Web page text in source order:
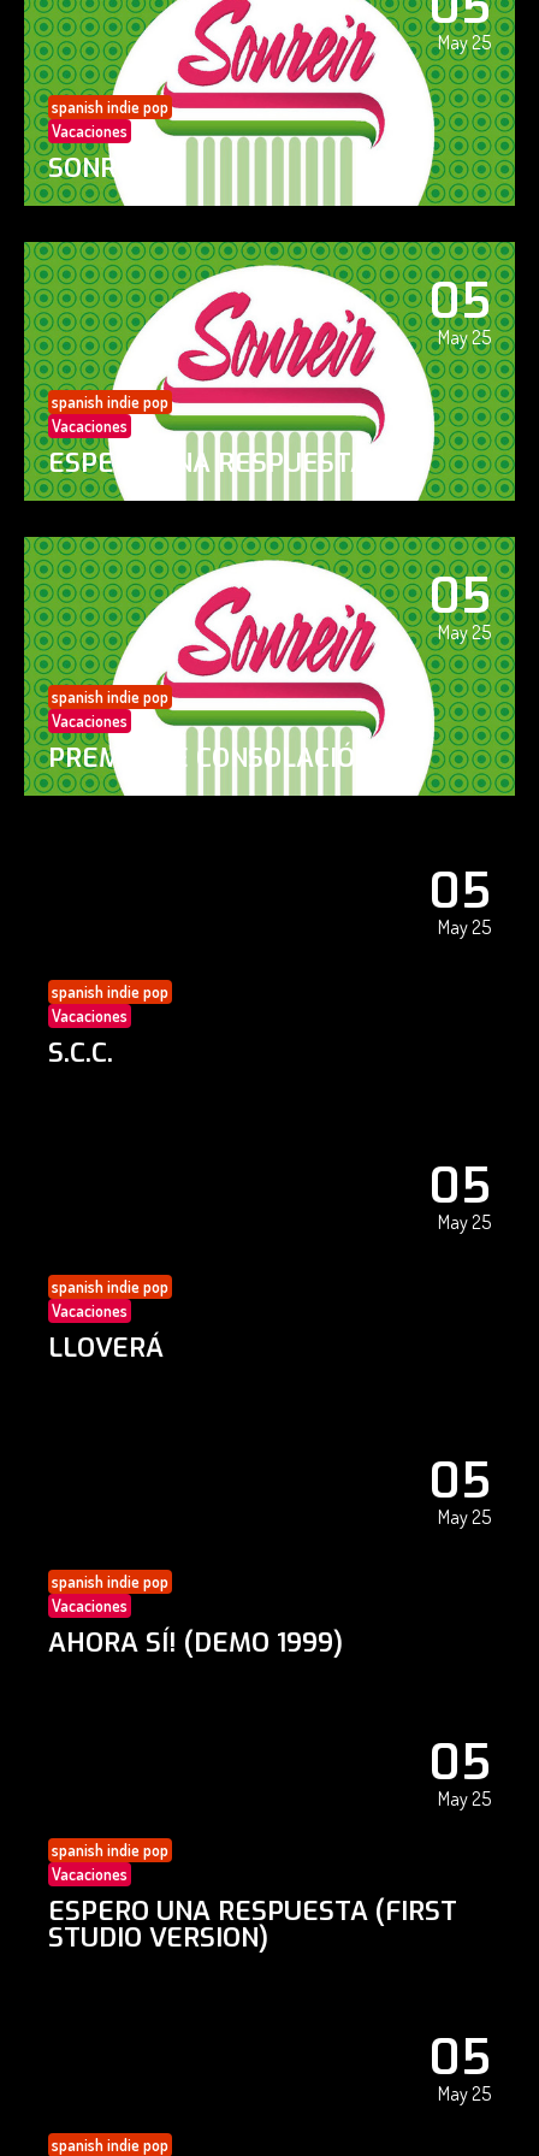
May 25
spanish indie pop
Vacaciones
SONREÍR
05
May 25
spanish indie pop
Vacaciones
ESPERO UNA RESPUESTA
05
May 25
spanish indie pop
Vacaciones
PREMIO DE CONSOLACIÓN
05
May 25
spanish indie pop
Vacaciones
S.C.C.
05
May 25
spanish indie pop
Vacaciones
LLOVERÁ
05
May 25
spanish indie pop
Vacaciones
AHORA SÍ! (DEMO 1999)
05
May 25
spanish indie pop
Vacaciones
ESPERO UNA RESPUESTA (FIRST
STUDIO VERSION)
05
May 25
spanish indie pop